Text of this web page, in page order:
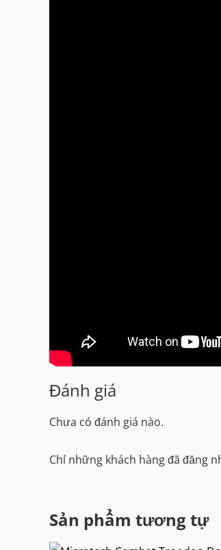
Đánh giá
Chưa có đánh giá nào.
Chỉ những khách hàng đã đăng
Sản phẩm tương tự